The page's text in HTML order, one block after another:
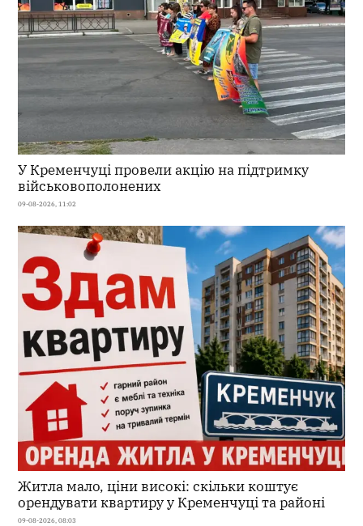
У Кременчуці провели акцію на підтримку
військовополонених
09-08-2026, 11:02
Житла мало, ціни високі: скільки коштує
орендувати квартиру у Кременчуці та районі
09-08-2026, 08:03